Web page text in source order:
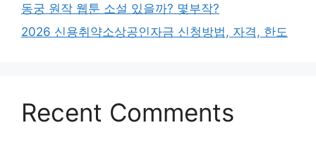
동궁 원작 웹툰 소설 있을까? 몇부작?
2026 신용취약소상공인자금 신청방법, 자격, 한도
Recent Comments